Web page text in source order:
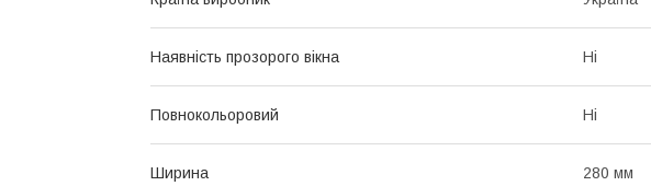
Наявність прозорого вікна Ні
Повнокольоровий Ні
Ширина 280 мм